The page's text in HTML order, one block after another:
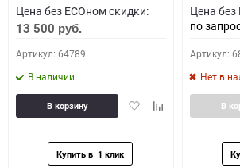
Цена без ECOном скидки:
13 500 руб.
Артикул: 64789
В наличии
ДобавитьДобавить
В корзину
Цена без
по
Артикул:
Нет в
В